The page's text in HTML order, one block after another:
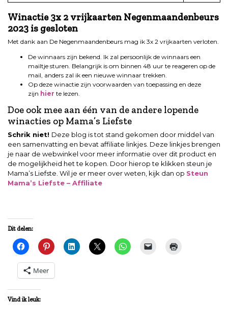
Winactie 3x 2 vrijkaarten Negenmaandenbeurs
2023 is gesloten
Met dank aan De Negenmaandenbeurs mag ik 3x 2 vrijkaarten verloten.
De winnaars zijn bekend. Ik zal persoonlijk de winnaars een
mailtje sturen. Belangrijk is om binnen 48 uur te reageren op de
mail, anders zal ik een nieuwe winnaar trekken.
Op deze winactie zijn voorwaarden van toepassing en deze
zijn hier te lezen.
Doe ook mee aan één van de andere lopende
winacties op Mama’s Liefste
Schrik niet! Deze blog is tot stand gekomen door middel van
een samenvatting en bevat affiliate linkjes. Deze linkjes brengen
je naar de webwinkel voor meer informatie over dit product en
de mogelijkheid het te kopen. Door hierop te klikken steun je
Mama’s Liefste. Wil je er meer over weten, kijk dan op Steun
Mama’s Liefste – Affiliate
Dit delen:
Meer
Vind ik leuk: